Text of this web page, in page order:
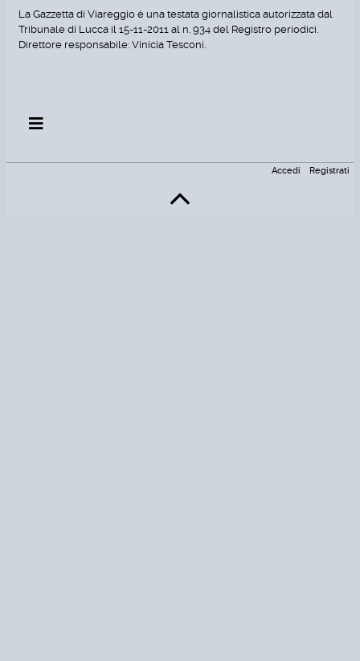
La Gazzetta di Viareggio è una testata giornalistica autorizzata dal
Tribunale di Lucca il 15-11-2011 al n. 934 del Registro periodici.
Direttore responsabile: Vinicia Tesconi.
Accedi Registrati